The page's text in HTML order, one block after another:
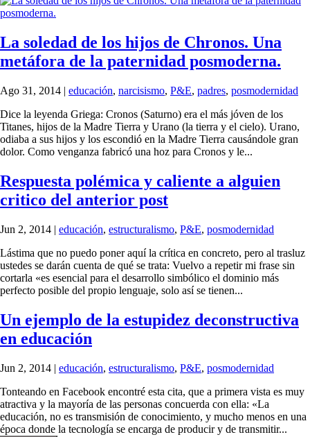
La soledad de los hijos de Chronos. Una
metáfora de la paternidad posmoderna.
Ago 31, 2014 | educación, narcisismo, P&E, padres, posmodernidad
Dice la leyenda Griega: Cronos (Saturno) era el más jóven de los
Titanes, hijos de la Madre Tierra y Urano (la tierra y el cielo). Urano,
odiaba a sus hijos y los escondió en la Madre Tierra causándole gran
dolor. Como venganza fabricó una hoz para Cronos y le...
Respuesta polémica y caliente a alguien
critico del anterior post
Jun 2, 2014 | educación, estructuralismo, P&E, posmodernidad
Lástima que no puedo poner aquí la crítica en concreto, pero al trasluz
ustedes se darán cuenta de qué se trata: Vuelvo a repetir mi frase sin
cortarla «es esencial para el desarrollo simbólico el dominio más
perfecto posible del propio lenguaje, solo así se tienen...
Un ejemplo de la estupidez deconstructiva
en educación
Jun 2, 2014 | educación, estructuralismo, P&E, posmodernidad
Tonteando en Facebook encontré esta cita, que a primera vista es muy
atractiva y la mayoría de las personas concuerda con ella: «La
educación, no es transmisión de conocimiento, y mucho menos en una
época donde la tecnología se encarga de producir y de transmitir...